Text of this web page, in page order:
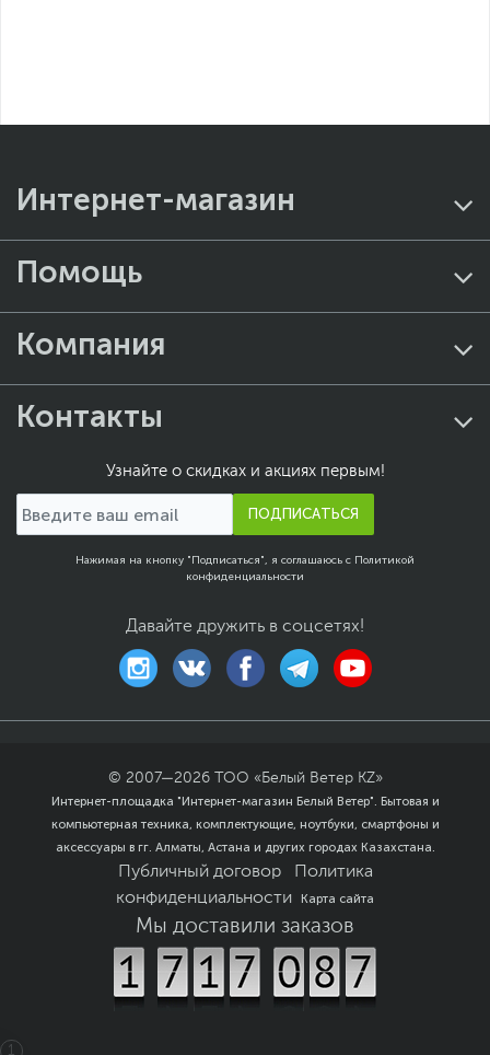
Интернет-магазин
Помощь
Компания
Контакты
Узнайте о скидках и акциях первым!
ПОДПИСАТЬСЯ
Нажимая на кнопку "Подписаться", я соглашаюсь с Политикой
конфиденциальности
Давайте дружить в соцсетях!
© 2007—2026
ТОО «Белый Ветер KZ»
Интернет-площадка "Интернет-магазин Белый Ветер". Бытовая и
компьютерная техника, комплектующие, ноутбуки, смартфоны и
аксессуары в гг. Алматы, Астана и других городах Казахстана.
Публичный договор
Политика
конфиденциальности
Карта сайта
Мы доставили заказов
1